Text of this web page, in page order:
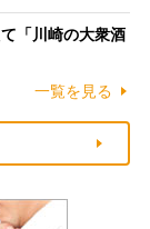
「川崎の大衆酒
一覧を見る